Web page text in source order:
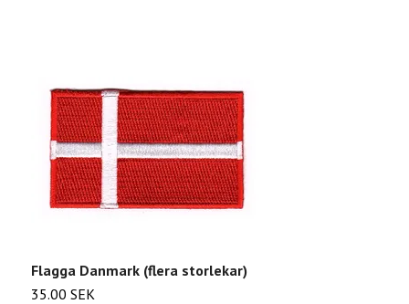
Flagga Danmark (flera storlekar)
35.00 SEK